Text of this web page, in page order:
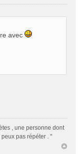
avec
, une personne dont
pas répéter . "